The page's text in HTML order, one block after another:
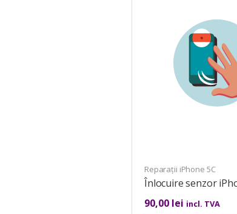
Reparații iPhone 5C
Înlocuire senzor
90,00 lei incl. TVA